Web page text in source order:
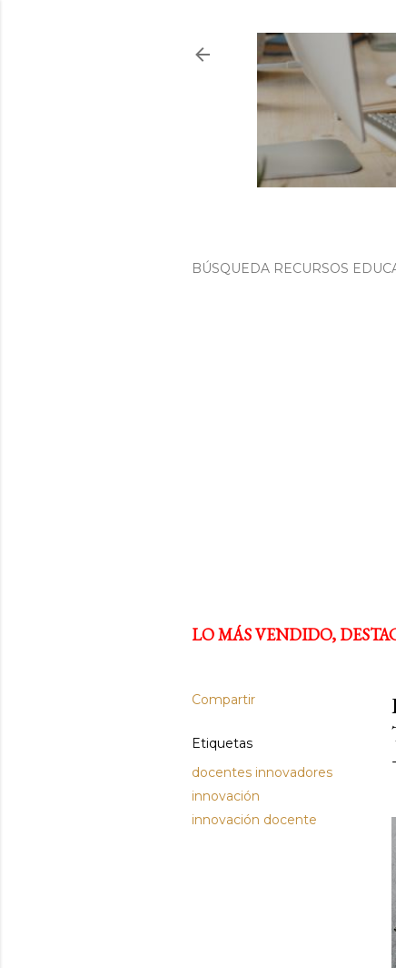
BÚSQUEDA RECURSOS
LO MÁS VENDIDO,
Compartir
Etiquetas
docentes innovadores
innovación
innovación docente